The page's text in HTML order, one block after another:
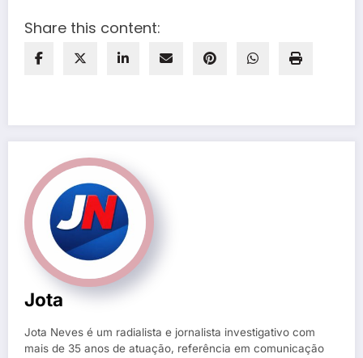
Share this content:
Jota
Jota Neves é um radialista e jornalista investigativo com
mais de 35 anos de atuação, referência em comunicação